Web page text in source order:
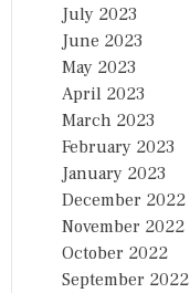
July 2023
June 2023
May 2023
April 2023
March 2023
February 2023
January 2023
December 2022
November 2022
October 2022
September 2022